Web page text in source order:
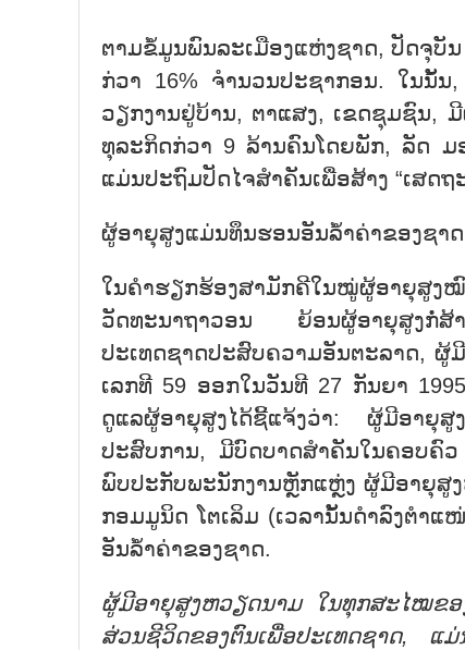
ຕາມຂໍ້ມູນພົນລະເມືອງແຫ່ງຊາດ, ປັດຈຸບັ
ກ່ວາ 16% ຈຳນວນປະຊາກອນ. ໃນນັ້
ວຽກງານຢູ່ບ້ານ, ຕາແສງ, ເຂດຊຸມຊົນ,
ທຸລະກິດກ່ວາ 9 ລ້ານຄົນໂດຍພັກ, ລັດ ມ
ແມ່ນປະຖົມປັດໄຈສຳຄັນເພື່ອສ້າງ “ເສດ
ຜູ້ອາຍຸສູງແມ່ນທຶນຮອນອັນລ້ຳຄ່າຂອງຊາດ
ໃນຄຳຮຽກຮ້ອງສາມັກຄີໃນໝູ່ຜູ້ອາຍຸສູງໝົ
ວັດທະນາຖາວອນ ຍ້ອນຜູ້ອາຍຸສູງກໍ່ສ້
ປະເທດຊາດປະສົບຄວາມອັນຕະລາດ, ຜູ້
ເລກທີ 59 ອອກໃນວັນທີ 27 ກັນຍາ
ດູແລຜູ້ອາຍຸສູງໄດ້ຊີ້ແຈ້ງວ່າ: ຜູ້ມີອາຍຸ
ປະສົບການ, ມີບົດບາດສຳຄັນໃນຄອບຄົ
ພົບປະກັບພະນັກງານຫຼັກແຫຼ່ງ ຜູ້ມີອາຍຸສູ
ກອມມູນິດ ໂຕເລິມ (ເວລານັ້ນດຳລົງຕຳ
ອັນລ້ຳຄ່າຂອງຊາດ.
ຜູ້ມີອາຍຸສູງຫວຽດນາມ ໃນທຸກສະໄໝຂອ
ສ່ວນຊີວິດຂອງຕົນເພື່ອປະເທດຊາດ, ແມ່